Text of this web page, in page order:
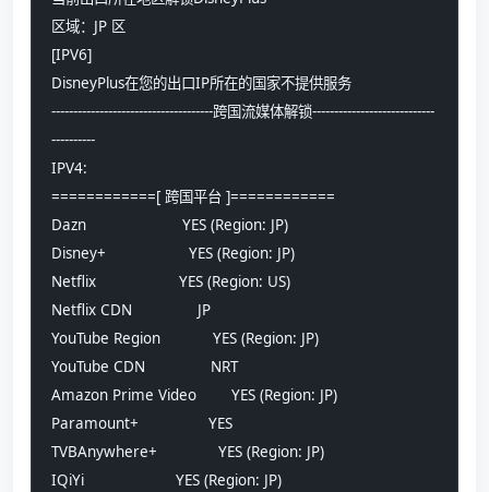
区域：JP 区
[IPV6]
DisneyPlus在您的出口IP所在的国家不提供服务
-------------------------------------跨国流媒体解锁----------------------------
----------
IPV4:
============[ 跨国平台 ]============
Dazn                      YES (Region: JP)
Disney+                   YES (Region: JP)
Netflix                   YES (Region: US)
Netflix CDN               JP
YouTube Region            YES (Region: JP)
YouTube CDN               NRT
Amazon Prime Video        YES (Region: JP)
Paramount+                YES
TVBAnywhere+              YES (Region: JP)
IQiYi                     YES (Region: JP)